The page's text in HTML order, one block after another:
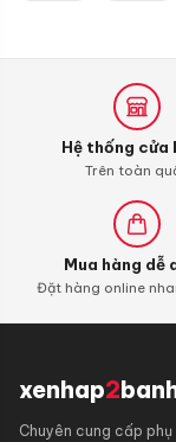
Hệ thống cửa
Trên toàn
Mua hàng dễ
Đặt hàng online
xenhap2
Chuyên cung cấp